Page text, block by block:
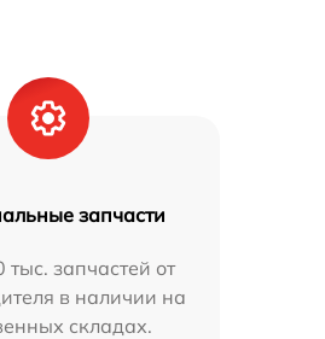
запчасти
тыс. запчастей от
в наличии на
складах.